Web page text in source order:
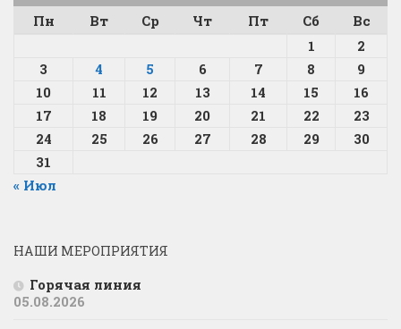
Пн
Вт Ср Чт Пт Сб
Вс
1
2
3
4 5 6 7 8
9
10
11 12 13 14 15
16
17
18 19 20 21 22
23
24
25 26 27 28 29
30
31
« Июл
НАШИ МЕРОПРИЯТИЯ
Горячая линия
05.08.2026